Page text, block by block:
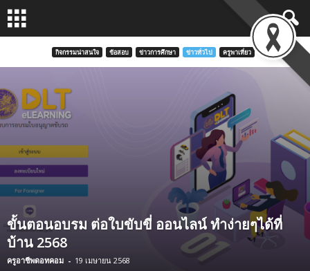
กิจกรรมน่าสนใจ ข้อสอบ ข่าวการศึกษา ข่าวทั่วไป ครูพาเที่ยว
ขั้นตอนอบรม ต่อใบขับขี่ ออนไลน์ ทำง่ายๆได้ที่
บ้าน 2568
ครูอาชีพดอทคอม - 19 เมษายน 2568